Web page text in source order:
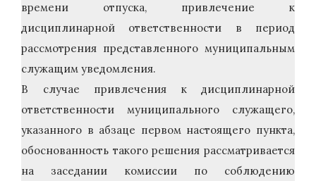
времени отпуска, привлечение к
дисциплинарной ответственности в период
рассмотрения представленного муниципальным
служащим уведомления.
В случае привлечения к дисциплинарной
ответственности муниципального служащего,
указанного в абзаце первом настоящего пункта,
обоснованность такого решения рассматривается
на заседании комиссии по соблюдению